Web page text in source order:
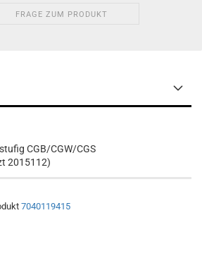
FRAGE ZUM PRODUKT
CGB/CGW/CGS
2015112)
7040119415